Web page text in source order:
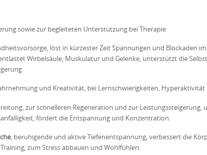
sowie zur begleiteten Unterstützung bei Therapie
löst in kürzester Zeit Spannungen und Blockaden
Wirbelsäule, Muskulatur und Gelenke, unterstützt die
und Kreativität, bei Lernschwierigkeiten,
zur schnelleren Regeneration und zur Leistungssteigerung,
fördert die Entspannung und Konzentration.
, beruhigende und aktive Tiefenentspannung, verbessert die
zum Stress abbauen und Wohlfühlen.